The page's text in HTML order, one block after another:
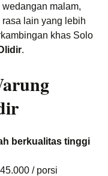
malam,
lain yang lebih
khas Solo
.
berkualitas tinggi
/ porsi